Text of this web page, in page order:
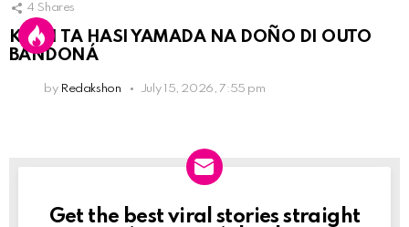
4 Shares
KPCN TA HASI YAMADA NA DOÑO DI OUTO
BANDONÁ
by Redakshon July 15, 2026, 7:55 pm
Get the best viral stories straight